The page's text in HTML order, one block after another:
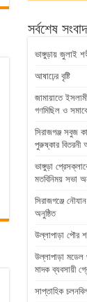
সর্বশেষ সংবাদ
ভাঙ্গুড়ায় জুলাই
আষাঢ়ের বৃষ্টি
জামায়াতে
গণমিছিল ও
সিরাজগঞ্জ সবুজ
পুরুষ্কার বিতরনী
ভাঙ্গুড়া
মতবিনিময় সভা
সিরাজগঞ্জে
অনুষ্ঠিত
উল্লাপাড়া পৌর
উল্লাপাড়া
মাদক ব্যবসায়ী
সাপ্তাহিক